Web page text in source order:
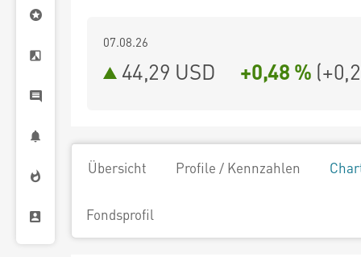
07.08.26
44,29 USD +0,48 % (
Übersicht Profile / Kennzahlen
Fondsprofil